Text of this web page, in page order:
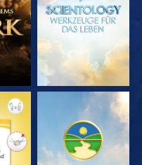
ENTDECKEN
ANSEHEN